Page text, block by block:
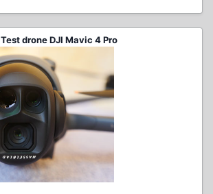
Test drone DJI Mavic 4 Pro